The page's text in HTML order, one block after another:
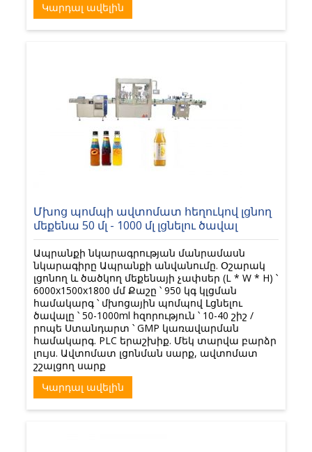
Կարդալ ավելին
Մխոց պոմպի ավտոմատ հեղուկով լցնող
մեքենա 50 մլ - 1000 մլ լցնելու ծավալ
Ապրանքի նկարագրության մանրամասն
նկարագիրը Ապրանքի անվանումը. Օշարակ
լցոնող և ծածկող մեքենայի չափսեր (L * W * H) ՝
6000x1500x1800 մմ Քաշը ՝ 950 կգ կլցման
համակարգ ՝ մխոցային պոմպով Լցնելու
ծավալը ՝ 50-1000ml հզորություն ՝ 10-40 շիշ /
րոպե Ստանդարտ ՝ GMP կառավարման
համակարգ. PLC երաշխիք. Մեկ տարվա բարձր
լույս. Ավտոմատ լցոնման սարք, ավտոմատ
շշալցող սարք
Կարդալ ավելին